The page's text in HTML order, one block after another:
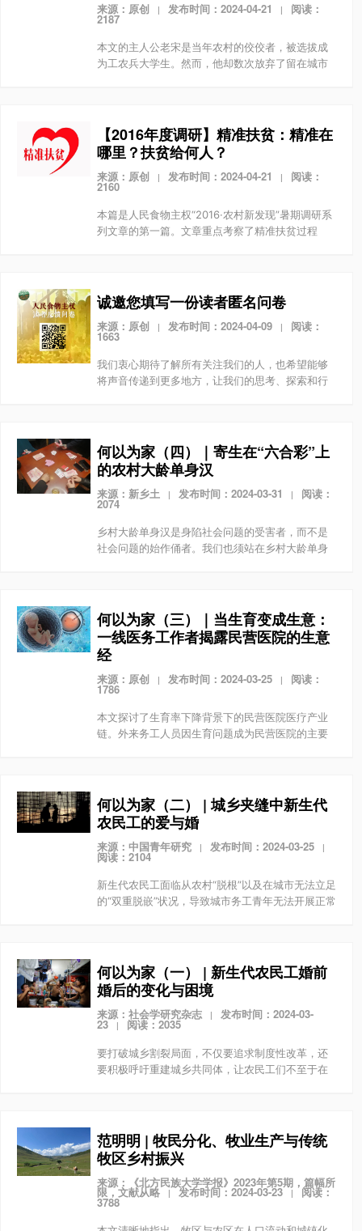
来源：原创 | 发布时间：2024-04-21 | 阅读：
2187
本文的主人公老宋是当年农村的佼佼者，被选拔成
为工农兵大学生。然而，他却数次放弃了留在城市
【2016年度调研】精准扶贫：精准在
哪里？扶贫给何人？
来源：原创 | 发布时间：2024-04-21 | 阅读：
2160
本篇是人民食物主权“2016·农村新发现”暑期调研系
列文章的第一篇。文章重点考察了精准扶贫过程
诚邀您填写一份读者匿名问卷
来源：原创 | 发布时间：2024-04-09 | 阅读：
1663
我们衷心期待了解所有关注我们的人，也希望能够
将声音传递到更多地方，让我们的思考、探索和行
何以为家（四）｜寄生在“六合彩”上
的农村大龄单身汉
来源：新乡土 | 发布时间：2024-03-31 | 阅读：
2074
乡村大龄单身汉是身陷社会问题的受害者，而不是
社会问题的始作俑者。我们也须站在乡村大龄单身
何以为家（三）｜当生育变成生意：
一线医务工作者揭露民营医院的生意
经
来源：原创 | 发布时间：2024-03-25 | 阅读：
1786
本文探讨了生育率下降背景下的民营医院医疗产业
链。外来务工人员因生育问题成为民营医院的主要
何以为家（二） | 城乡夹缝中新生代
农民工的爱与婚
来源：中国青年研究 | 发布时间：2024-03-25 |
阅读：2104
新生代农民工面临从农村“脱根”以及在城市无法立足
的“双重脱嵌”状况，导致城市务工青年无法开展正常
何以为家（一） | 新生代农民工婚前
婚后的变化与困境
来源：社会学研究杂志 | 发布时间：2024-03-
23 | 阅读：2035
要打破城乡割裂局面，不仅要追求制度性改革，还
要积极呼吁重建城乡共同体，让农民工们不至于在
范明明 | 牧民分化、牧业生产与传统
牧区乡村振兴
来源：《北方民族大学学报》2023年第5期，篇幅所
限，文献从略 | 发布时间：2024-03-23 | 阅读：
3788